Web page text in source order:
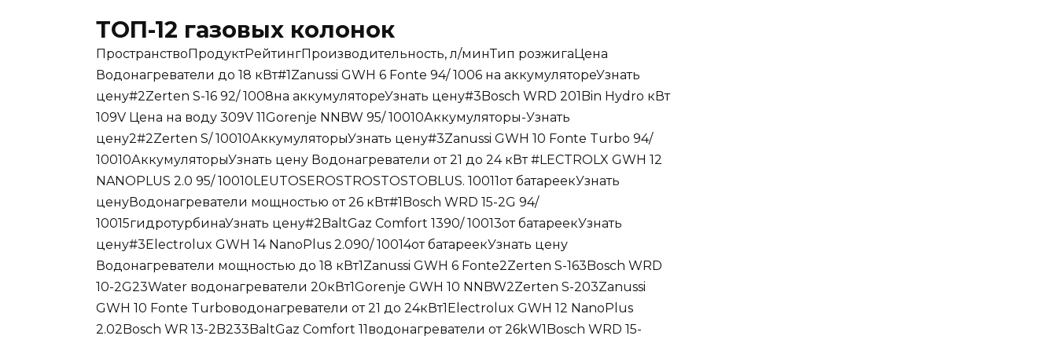
ТОП-12 газовых колонок
ПространствоПродуктРейтингПроизводительность, л/минТип розжигаЦена
Водонагреватели до 18 кВт#1Zanussi GWH 6 Fonte 94/ 1006 на аккумулятореУзнать
цену#2Zerten S-16 92/ 1008на аккумулятореУзнать цену#3Bosch WRD 201Bin Hydro кВт
109V Цена на воду 309V 11Gorenje NNBW 95/ 10010Аккумуляторы-Узнать
цену2#2Zerten S/ 10010АккумуляторыУзнать цену#3Zanussi GWH 10 Fonte Turbo 94/
10010АккумуляторыУзнать цену Водонагреватели от 21 до 24 кВт #LECTROLX GWH 12
NANOPLUS 2.0 95/ 10010LEUTOSEROSTROSTOSTOBLUS. 10011от батареекУзнать
ценуВодонагреватели мощностью от 26 кВт#1Bosch WRD 15-2G 94/
10015гидротурбинаУзнать цену#2BaltGaz Comfort 1390/ 10013от батареекУзнать
цену#3Electrolux GWH 14 NanoPlus 2.090/ 10014от батареекУзнать цену
Водонагреватели мощностью до 18 кВт1Zanussi GWH 6 Fonte2Zerten S-163Bosch WRD
10-2G23Water водонагреватели 20кВт1Gorenje GWH 10 NNBW2Zerten S-203Zanussi
GWH 10 Fonte Turboводонагреватели от 21 до 24кВт1Electrolux GWH 12 NanoPlus
2.02Bosch WR 13-2B233BaltGaz Comfort 11водонагреватели от 26kW1Bosch WRD 15-